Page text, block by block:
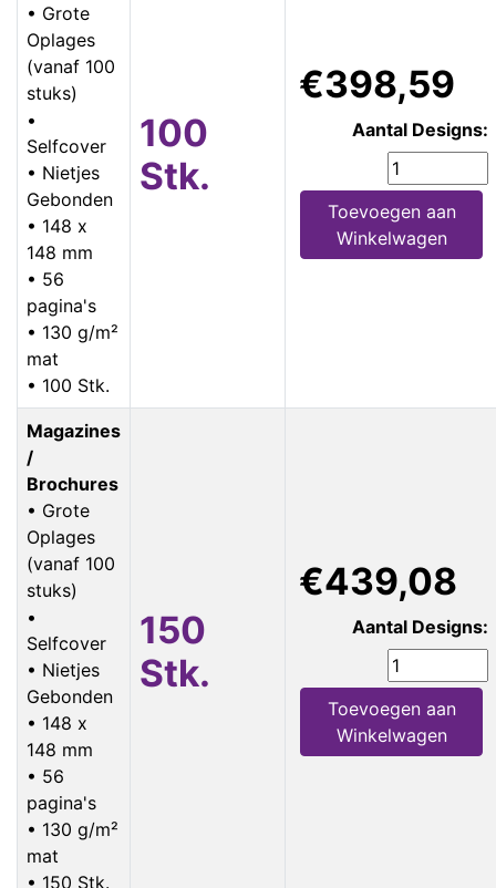
• Grote
Oplages
(vanaf 100
stuks)
•
Selfcover
• Nietjes
Gebonden
• 148 x
148 mm
• 56
pagina's
• 130 g/m²
mat
• 100 Stk.
100
Stk.
€398,59
Aantal Designs:
Toevoegen aan
Winkelwagen
Magazines
/
Brochures
• Grote
Oplages
(vanaf 100
stuks)
•
Selfcover
• Nietjes
Gebonden
• 148 x
148 mm
• 56
pagina's
• 130 g/m²
mat
• 150 Stk.
150
Stk.
€439,08
Aantal Designs:
Toevoegen aan
Winkelwagen